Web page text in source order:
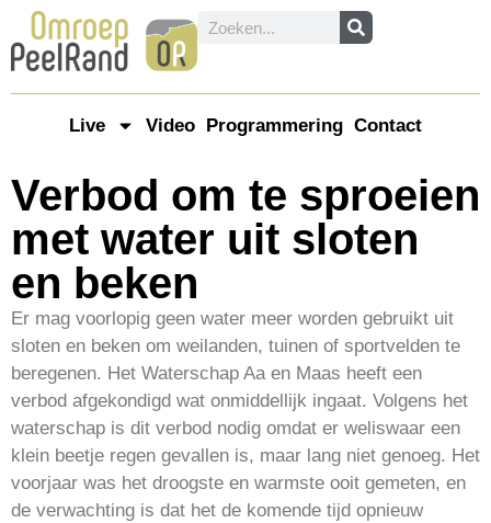
Live Video Programmering Contact
Verbod om te sproeien
met water uit sloten
en beken
Er mag voorlopig geen water meer worden gebruikt uit
sloten en beken om weilanden, tuinen of sportvelden te
beregenen. Het Waterschap Aa en Maas heeft een
verbod afgekondigd wat onmiddellijk ingaat. Volgens het
waterschap is dit verbod nodig omdat er weliswaar een
klein beetje regen gevallen is, maar lang niet genoeg. Het
voorjaar was het droogste en warmste ooit gemeten, en
de verwachting is dat het de komende tijd opnieuw